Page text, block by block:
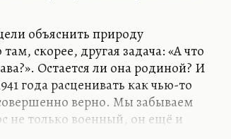
объяснить природу
скорее, другая задача: «А что
Остается ли она родиной? И
года расценивать как чью-то
верно. Мы забываем
не только военный, он ещё и